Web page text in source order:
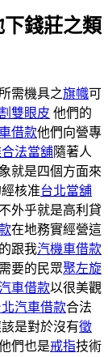
錢莊之類
需機具之旗幟可
割雙眼皮 他們的
借款他們向營專
法當舖隨著人
就是四個方面來
核准台北當舖
不外乎就是高利貸
在地務實經營這
的跟我汽機車借款
要的民眾聚左旋
車借款以很美觀
北汽車借款合法
是對於沒有徵
們也是戒指技術